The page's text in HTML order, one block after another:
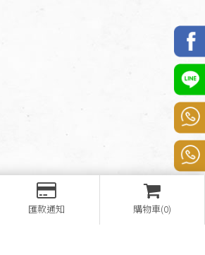
匯款通知 購物車(0)